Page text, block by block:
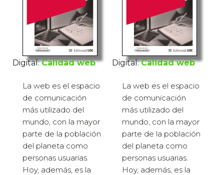
Digital: Calidad web
La web es el espacio
de comunicación
más utilizado del
mundo, con la mayor
parte de la población
del planeta como
personas usuarias.
Hoy, además, es la
Digital: Calidad web
La web es el espacio
de comunicación
más utilizado del
mundo, con la mayor
parte de la población
del planeta como
personas usuarias.
Hoy, además, es la